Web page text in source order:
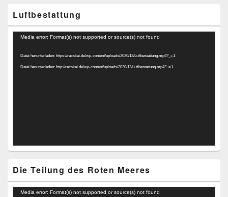
Luftbestattung
Video-
Media error: Format(s) not supported or source(s) not found
Datei herunterladen: https://racskai.de/wp-content/uploads/2020/12/Luftbestattung.mp4?_=1
Datei herunterladen: http://racskai.de/wp-content/uploads/2020/12/Luftbestattung.mp4?_=1
Die Teilung des Roten Meeres
Video-
Media error: Format(s) not supported or source(s) not found